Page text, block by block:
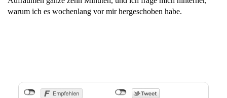
warum ich es wochenlang vor mir hergeschoben habe.